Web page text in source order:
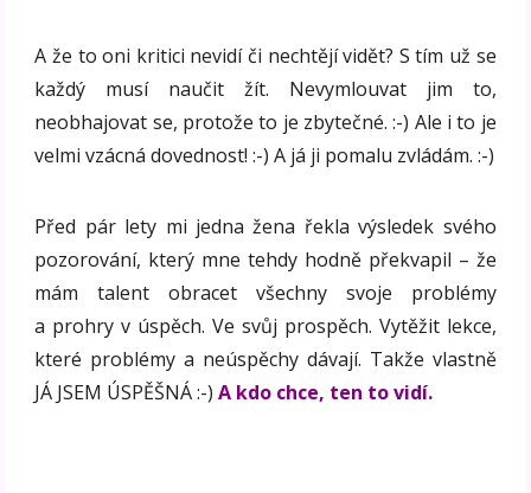
A že to oni kritici nevidí či nechtějí vidět? S tím už se
každý musí naučit žít. Nevymlouvat jim to,
neobhajovat se, protože to je zbytečné. :-) Ale i to je
velmi vzácná dovednost! :-) A já ji pomalu zvládám. :-)
Před pár lety mi jedna žena řekla výsledek svého
pozorování, který mne tehdy hodně překvapil – že
mám talent obracet všechny svoje problémy
a prohry v úspěch. Ve svůj prospěch. Vytěžit lekce,
které problémy a neúspěchy dávají. Takže vlastně
JÁ JSEM ÚSPĚŠNÁ :-)A kdo chce, ten to vidí.